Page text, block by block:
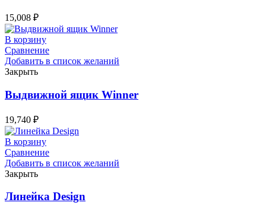
15,008 ₽
В корзину
Сравнение
Добавить в список желаний
Закрыть
Выдвижной ящик Winner
19,740 ₽
В корзину
Сравнение
Добавить в список желаний
Закрыть
Линейка Design